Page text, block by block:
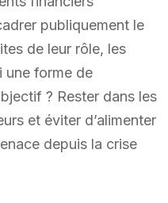
publiquement le
de leur rôle, les
une forme de
? Rester dans les
et éviter d’alimenter
depuis la crise